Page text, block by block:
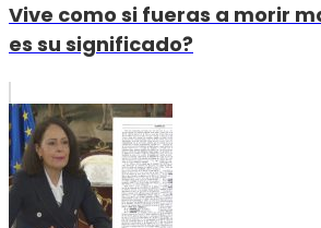
Vive como si fueras a morir
es su significado?